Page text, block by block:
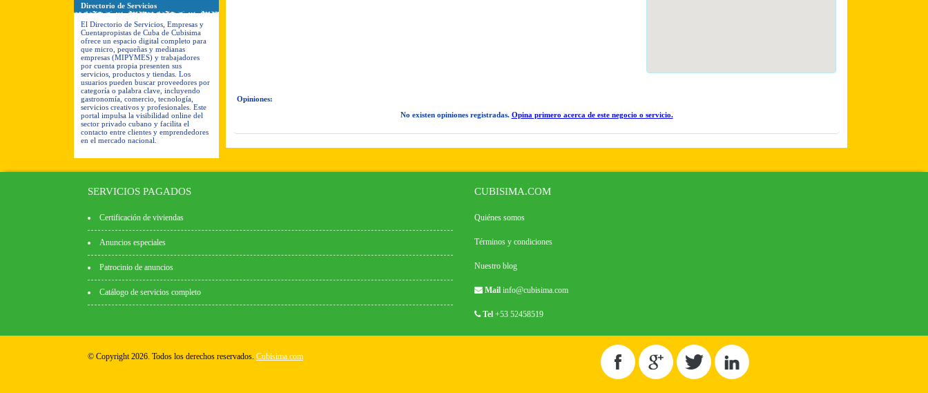
Directorio de Servicios
El Directorio de Servicios, Empresas y
Cuentapropistas de Cuba de Cubisima
ofrece un espacio digital completo para
que micro, pequeñas y medianas
empresas (MIPYMES) y trabajadores
por cuenta propia presenten sus
servicios, productos y tiendas. Los
usuarios pueden buscar proveedores por
categoría o palabra clave, incluyendo
gastronomía, comercio, tecnología,
servicios creativos y profesionales. Este
portal impulsa la visibilidad online del
sector privado cubano y facilita el
contacto entre clientes y emprendedores
en el mercado nacional.
Opiniones:
No existen opiniones registradas. Opina primero acerca de este negocio o servicio.
SERVICIOS PAGADOS
Certificación de viviendas
Anuncios especiales
Patrocinio de anuncios
Catálogo de servicios completo
CUBISIMA.COM
Quiénes somos
Términos y condiciones
Nuestro blog
Mail info@cubisima.com
Tel +53 52458519
© Copyright 2026. Todos los derechos reservados. Cubisima.com